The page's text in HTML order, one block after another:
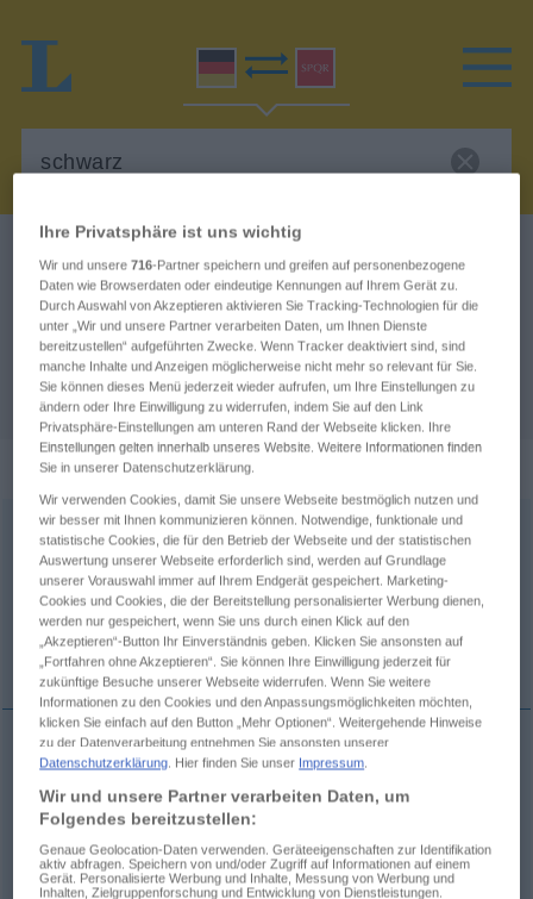
Deutsch-Latein Übersetzung für
"schwarz"
"schwarz" Latein Übersetzung
„schwarz“
schwarz
Übersicht aller Übersetzungen
(Für mehr Details die Übersetzung anklicken/antippen)
niger, -gra, -grum ater, atra, atrum
niger, -gra, -grum glänzend
ater, atra, atrum schwarz matt, düster
Ihre Privatsphäre ist uns wichtig
Wir und unsere716-Partner speichern und greifen auf personenbezogene
Daten wie Browserdaten oder eindeutige Kennungen auf Ihrem Gerät zu.
Durch Auswahl von Akzeptieren aktivieren Sie Tracking-Technologien für die
unter „Wir und unsere Partner verarbeiten Daten, um Ihnen Dienste
bereitzustellen“ aufgeführten Zwecke. Wenn Tracker deaktiviert sind, sind
manche Inhalte und Anzeigen möglicherweise nicht mehr so relevant für Sie.
Sie können dieses Menü jederzeit wieder aufrufen, um Ihre Einstellungen zu
ändern oder Ihre Einwilligung zu widerrufen, indem Sie auf den Link
Privatsphäre-Einstellungen am unteren Rand der Webseite klicken. Ihre
Einstellungen gelten innerhalb unseres Website. Weitere Informationen finden
Sie in unserer Datenschutzerklärung.
Wir verwenden Cookies, damit Sie unsere Webseite bestmöglich nutzen und
wir besser mit Ihnen kommunizieren können. Notwendige, funktionale und
statistische Cookies, die für den Betrieb der Webseite und der statistischen
Auswertung unserer Webseite erforderlich sind, werden auf Grundlage
unserer Vorauswahl immer auf Ihrem Endgerät gespeichert. Marketing-
Cookies und Cookies, die der Bereitstellung personalisierter Werbung dienen,
werden nur gespeichert, wenn Sie uns durch einen Klick auf den
„Akzeptieren“-Button Ihr Einverständnis geben. Klicken Sie ansonsten auf
„Fortfahren ohne Akzeptieren“. Sie können Ihre Einwilligung jederzeit für
zukünftige Besuche unserer Webseite widerrufen. Wenn Sie weitere
Informationen zu den Cookies und den Anpassungsmöglichkeiten möchten,
klicken Sie einfach auf den Button „Mehr Optionen“. Weitergehende Hinweise
zu der Datenverarbeitung entnehmen Sie ansonsten unserer
Datenschutzerklärung. Hier finden Sie unser Impressum.
Wir und unsere Partner verarbeiten Daten, um
Folgendes bereitzustellen:
Genaue Geolocation-Daten verwenden. Geräteeigenschaften zur Identifikation
aktiv abfragen. Speichern von und/oder Zugriff auf Informationen auf einem
Gerät. Personalisierte Werbung und Inhalte, Messung von Werbung und
Inhalten, Zielgruppenforschung und Entwicklung von Dienstleistungen.